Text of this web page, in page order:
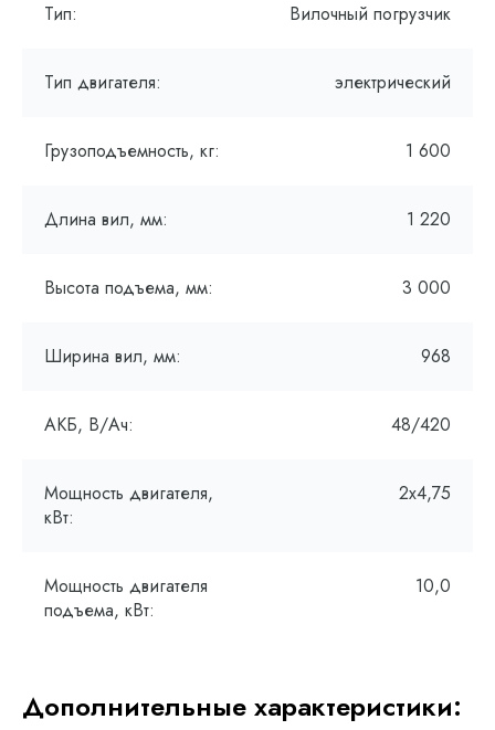
Тип: Вилочный погрузчик
Тип двигателя: электрический
Грузоподъемность, кг: 1 600
Длина вил, мм: 1 220
Высота подъема, мм: 3 000
Ширина вил, мм: 968
АКБ, В/Ач: 48/420
Мощность двигателя,
кВт:
2х4,75
Мощность двигателя
подъема, кВт:
10,0
Дополнительные характеристики: